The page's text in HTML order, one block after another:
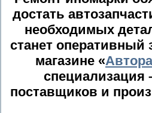
достать
необходимых
станет оперативный
магазине «
специализация
поставщиков и